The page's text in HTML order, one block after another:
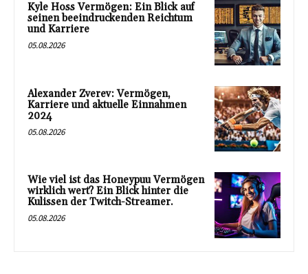
Kyle Hoss Vermögen: Ein Blick auf
seinen beeindruckenden Reichtum
und Karriere
05.08.2026
Alexander Zverev: Vermögen,
Karriere und aktuelle Einnahmen
2024
05.08.2026
Wie viel ist das Honeypuu Vermögen
wirklich wert? Ein Blick hinter die
Kulissen der Twitch-Streamer.
05.08.2026